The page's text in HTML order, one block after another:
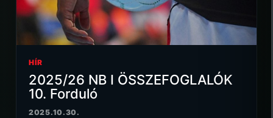
HÍR
2025/26 NB I ÖSSZEFOGLALÓK
10. Forduló
2025.10.30.